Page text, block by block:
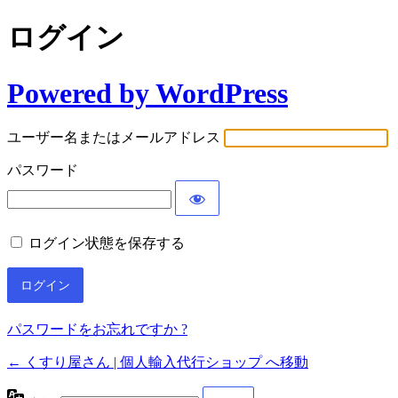
ログイン
Powered by WordPress
ユーザー名またはメールアドレス
パスワード
ログイン状態を保存する
パスワードをお忘れですか ?
← くすり屋さん | 個人輸入代行ショップ へ移動